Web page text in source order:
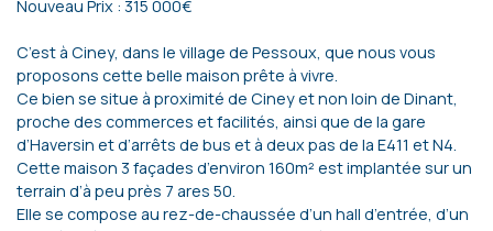
Nouveau Prix : 315 000€
C’est à Ciney, dans le village de Pessoux, que nous vous
proposons cette belle maison prête à vivre.
Ce bien se situe à proximité de Ciney et non loin de Dinant,
proche des commerces et facilités, ainsi que de la gare
d’Haversin et d’arrêts de bus et à deux pas de la E411 et N4.
Cette maison 3 façades d’environ 160m² est implantée sur un
terrain d’à peu près 7 ares 50.
Elle se compose au rez-de-chaussée d’un hall d’entrée, d’un